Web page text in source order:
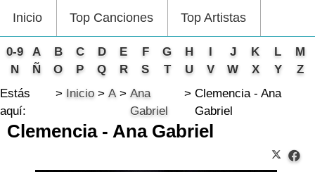
Inicio Top Canciones Top Artistas
0-9 A B C D E F G H I J K L
M
N
Ñ O P Q R S T U V W X Y
Z
Estás
aquí:
Inicio A
Ana
Gabriel
Clemencia - Ana
Gabriel
Clemencia - Ana Gabriel